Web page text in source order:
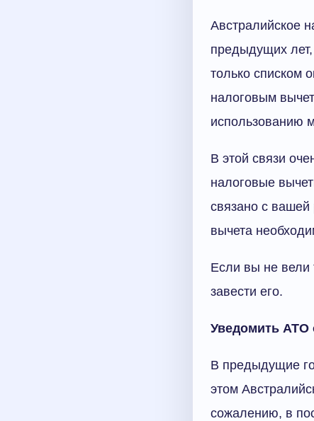
Австралийское
предыдущих лет,
только списком
налоговым
использованию
В этой связи
налоговые
связано с вашей
вычета
Если вы не вели
завести его.
Уведомить
В предыдущие
этом
сожалению, в